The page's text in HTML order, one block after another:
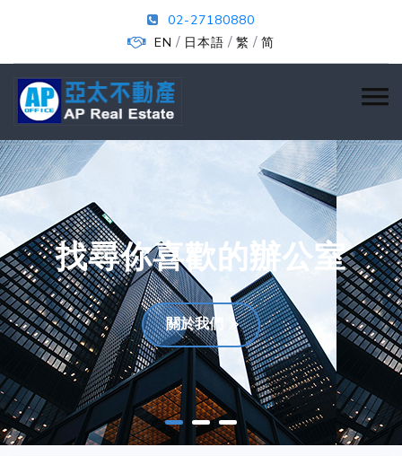
02-27180880
EN / 日本語 / 繁 / 简
找尋你喜歡的辦公室
關於我們